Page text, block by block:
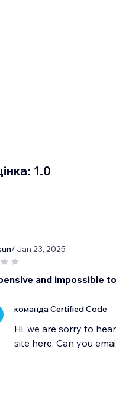
1.0
/ Jan 23, 2025
and impossible
команда Certified Code
Hi, we are sorry to
site here. Can you